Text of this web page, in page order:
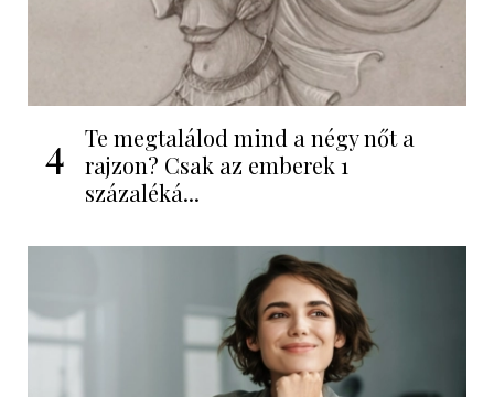
4
Te megtalálod mind a négy nőt a
rajzon? Csak az emberek 1
százaléká...